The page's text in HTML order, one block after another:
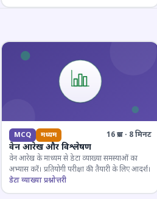
MCQ मध्यम 16 प्रश्न · 8 मिनट
वेन आरेख और विश्लेषण
वेन आरेख के माध्यम से डेटा व्याख्या समस्याओं का
अभ्यास करें। प्रतियोगी परीक्षा की तैयारी के लिए आदर्श।
डेटा व्याख्या प्रश्नोत्तरी